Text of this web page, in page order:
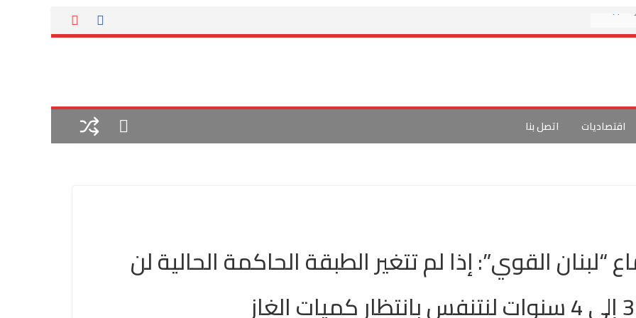
العربي الجديد: حزب الله يعلن تدمير 3 دبابات
غير
آباد
اقتصاديات اتصل بنا
القوي”: إذا لم تتغير الطبقة الحاكمة الحالية لن